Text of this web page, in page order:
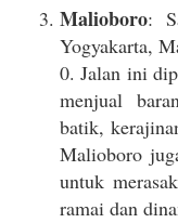
Malioboro:
Yogyakarta,
0. Jalan ini
menjual
batik,
Malioboro
untuk
ramai dan